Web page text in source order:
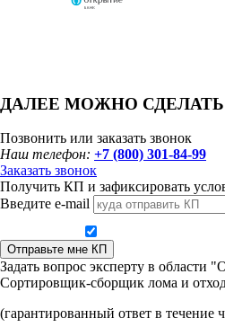
ДАЛЕЕ МОЖНО
Позвонить или заказать звонок
Наш телефон: +7 (800) 301-84-99
Заказать звонок
Получить КП и зафиксировать
Введите e-mail
Отправьте мне КП
Задать вопрос эксперту в области
Сортировщик-сборщик лома и
(гарантированный ответ в течение